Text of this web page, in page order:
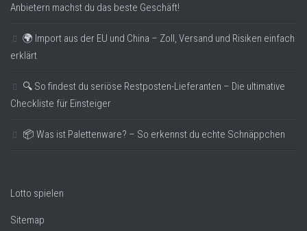
Anbietern machst du das beste Geschäft!
🌍 Import aus der EU und China – Zoll, Versand und Risiken einfach
erklärt
🔍 So findest du seriöse Restposten-Lieferanten – Die ultimative
Checkliste für Einsteiger
📦 Was ist Palettenware? – So erkennst du echte Schnäppchen
Lotto spielen
Sitemap